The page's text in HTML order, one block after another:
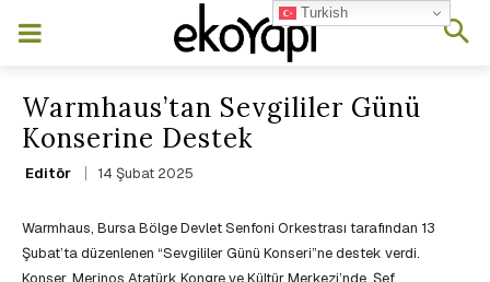
Warmhaus’tan Sevgililer Günü
Konserine Destek
Editör 14 Şubat 2025
Warmhaus, Bursa Bölge Devlet Senfoni Orkestrası tarafından 13
Şubat’ta düzenlenen “Sevgililer Günü Konseri”ne destek verdi.
Konser, Merinos Atatürk Kongre ve Kültür Merkezi’nde, Şef
Turkish